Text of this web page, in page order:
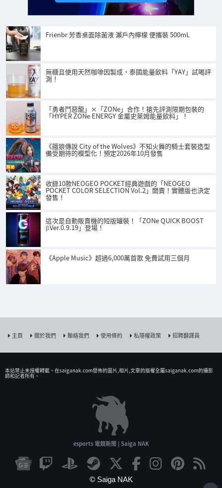
Frienbr 芳香桌面除菌液 瀨戶內檸檬 便攜裝 500mL
無糖且使用天然咖啡因製成，泰國能量飲料「YAY」試喝評
測！
「勇者鬥惡龍」×「ZONe」合作！搶先評測限期包裝的
「HYPER ZONe ENERGY 金屬史萊姆能量飲料」！
《餓狼傳說 City of the Wolves》不知火舞的騎士套裝造型
備受期待的模型化！預定2026年10月發售
收錄10款NEOGEO POCKET經典遊戲的「NEOGEO
POCKET COLOR SELECTION Vol.2」開賣！實體版也決定
發售！
這次是自動販賣機的短版罐裝！「ZONe QUICK BOOST
βVer.0.9.19」登場！
《Apple Music》超過6,000萬首歌 免費試用三個月
主頁 關於我們 聯絡我們 使用條約 私隱權政策 招聘翻譯員
本站禁止未授權𨍭載。在saiganak.com發佈的圖片,相片,文章的版權全屬saiganak.com的攝影
師和記者所有。
esports 電競新聞 | Saiga NAK
© Saiga NAK